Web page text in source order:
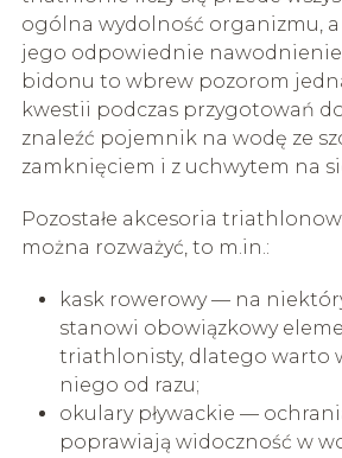
ogólna wydolność organizmu,
jego odpowiednie
bidonu to wbrew pozorom
kwestii podczas przygotowań
znaleźć pojemnik na wodę ze
zamknięciem i z uchwytem na
Pozostałe akcesoria
można rozważyć, to m.in.:
kask rowerowy — na
stanowi obowiązkowy
triathlonisty, dlatego warto
niego od razu;
okulary pływackie —
poprawiają widoczność w